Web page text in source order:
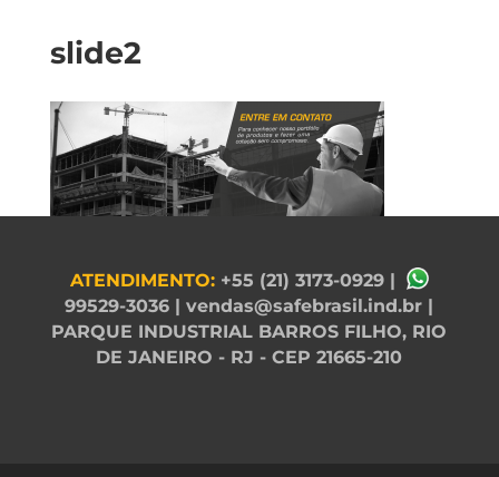
slide2
ATENDIMENTO: +55 (21) 3173-0929|
99529-3036 |vendas@safebrasil.ind.br |
PARQUE INDUSTRIAL BARROS FILHO, RIO
DE JANEIRO - RJ - CEP 21665-210